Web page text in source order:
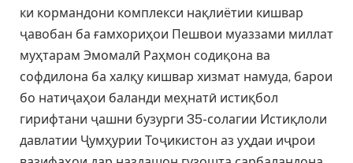
ки кормандони комплекси нақлиётии кишвар
ҷавобан ба ғамхориҳои Пешвои муаззами миллат
муҳтарам Эмомалӣ Раҳмон содиқона ва
софдилона ба халқу кишвар хизмат намуда, барои
бо натиҷаҳои баланди меҳнатӣ истиқбол
гирифтани ҷашни бузурги 35-солагии Истиқлоли
давлатии Ҷумҳурии Тоҷикистон аз уҳдаи иҷрои